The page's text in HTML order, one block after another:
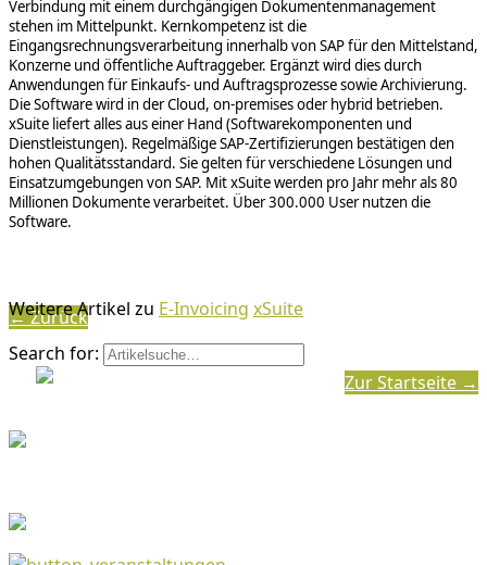
Verbindung mit einem durchgängigen Dokumentenmanagement
stehen im Mittelpunkt. Kernkompetenz ist die
Eingangsrechnungsverarbeitung innerhalb von SAP für den Mittelstand,
Konzerne und öffentliche Auftraggeber. Ergänzt wird dies durch
Anwendungen für Einkaufs- und Auftragsprozesse sowie Archivierung.
Die Software wird in der Cloud, on-premises oder hybrid betrieben.
xSuite liefert alles aus einer Hand (Softwarekomponenten und
Dienstleistungen). Regelmäßige SAP-Zertifizierungen bestätigen den
hohen Qualitätsstandard. Sie gelten für verschiedene Lösungen und
Einsatzumgebungen von SAP. Mit xSuite werden pro Jahr mehr als 80
Millionen Dokumente verarbeitet. Über 300.000 User nutzen die
Software.
Weitere Artikel zu E-Invoicing xSuite
Zur Startseite →
← Zurück
Search for: